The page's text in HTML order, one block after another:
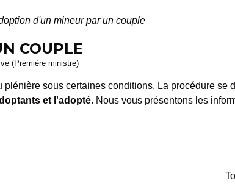
d'un mineur par un couple
COUPLE
(Première ministre)
sous certaines conditions. La procédure se
et l'adopté. Nous vous présentons les